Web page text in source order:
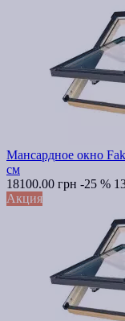
Мансардное окно
см
18100.00 грн -25 %
Акция